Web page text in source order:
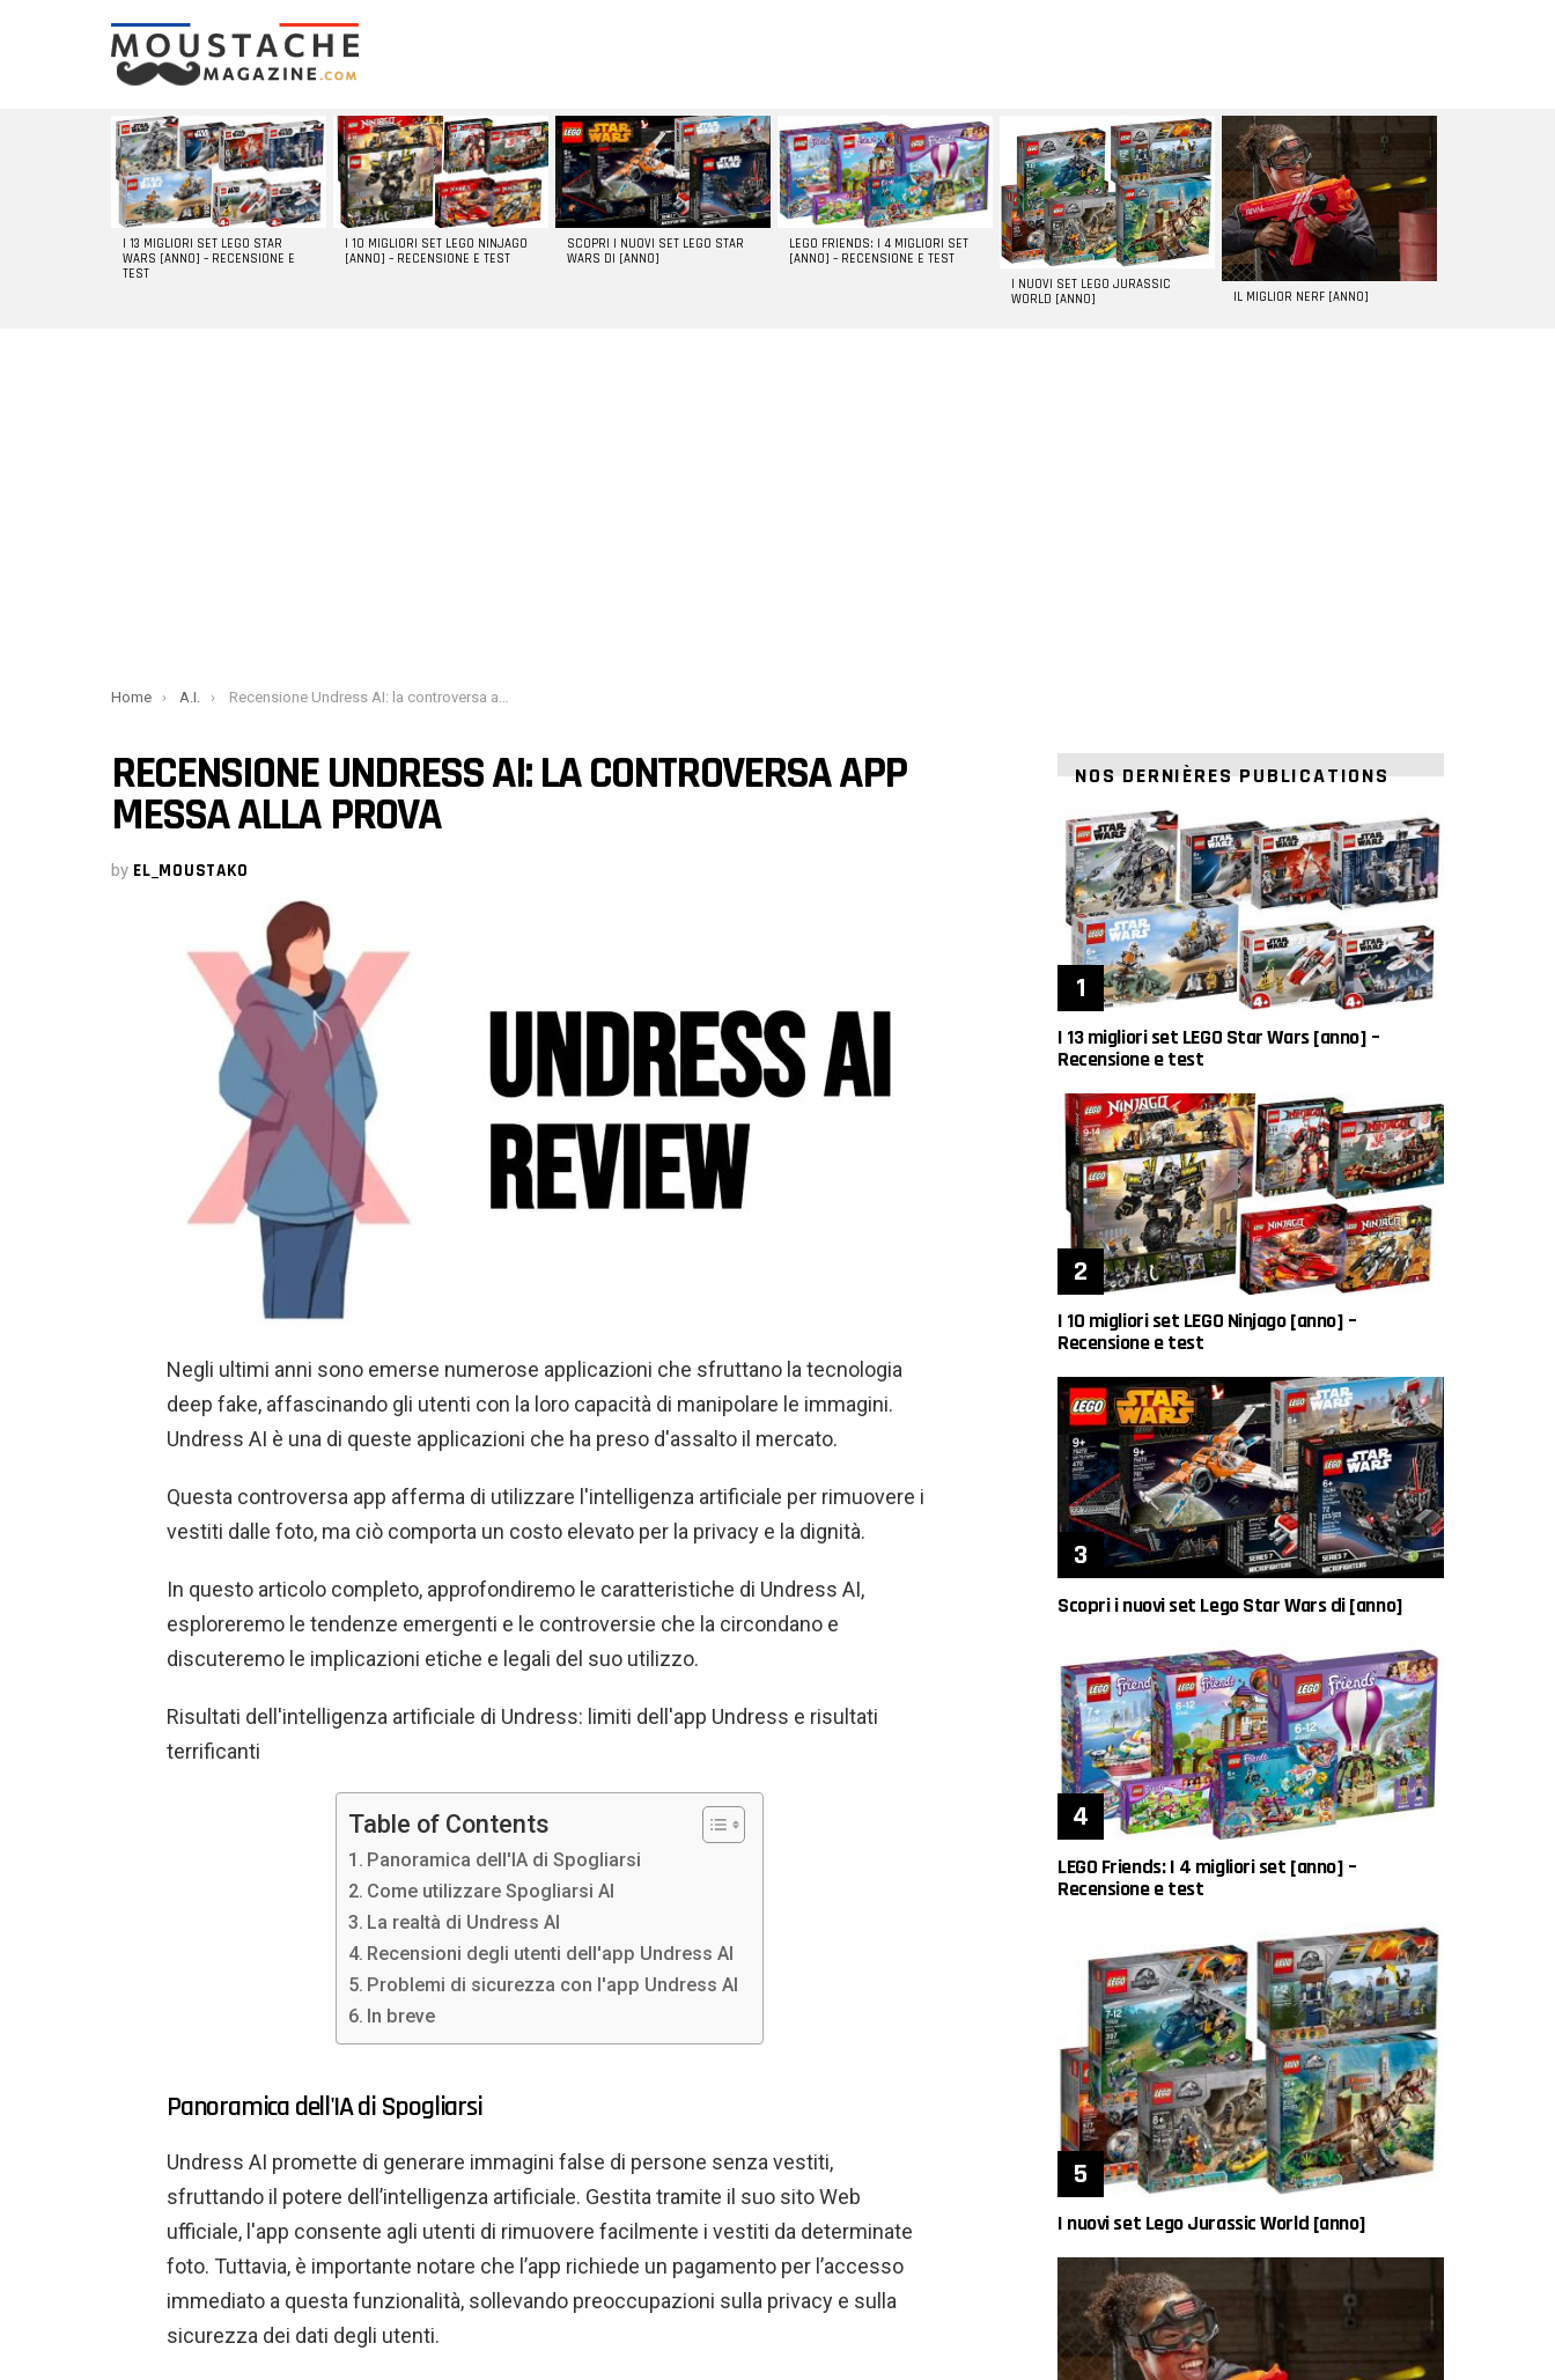
LATEST
STORIES
I 13 MIGLIORI SET LEGO STAR
WARS [ANNO] – RECENSIONE E
TEST
I 10 MIGLIORI SET LEGO NINJAGO
[ANNO] – RECENSIONE E TEST
SCOPRI I NUOVI SET LEGO STAR
WARS DI [ANNO]
LEGO FRIENDS: I 4 MIGLIORI SET
[ANNO] – RECENSIONE E TEST
I NUOVI SET LEGO JURASSIC
WORLD [ANNO]
IL MIGLIOR NERF [ANNO]
You are here:
Home A.I. Recensione Undress AI: la controversa app messa alla prova
RECENSIONE UNDRESS AI: LA CONTROVERSA APP
MESSA ALLA PROVA
by EL_MOUSTAKO
Negli ultimi anni sono emerse numerose applicazioni che sfruttano la tecnologia
deep fake, affascinando gli utenti con la loro capacità di manipolare le immagini.
Undress AI è una di queste applicazioni che ha preso d'assalto il mercato.
Questa controversa app afferma di utilizzare l'intelligenza artificiale per rimuovere i
vestiti dalle foto, ma ciò comporta un costo elevato per la privacy e la dignità.
In questo articolo completo, approfondiremo le caratteristiche di Undress AI,
esploreremo le tendenze emergenti e le controversie che la circondano e
discuteremo le implicazioni etiche e legali del suo utilizzo.
Risultati dell'intelligenza artificiale di Undress: limiti dell'app Undress e risultati
terrificanti
Table of Contents
Panoramica dell'IA di Spogliarsi
Come utilizzare Spogliarsi AI
La realtà di Undress AI
Recensioni degli utenti dell'app Undress AI
Problemi di sicurezza con l'app Undress AI
In breve
Panoramica dell'IA di Spogliarsi
Undress AI promette di generare immagini false di persone senza vestiti,
sfruttando il potere dell’intelligenza artificiale. Gestita tramite il suo sito Web
ufficiale, l'app consente agli utenti di rimuovere facilmente i vestiti da determinate
foto. Tuttavia, è importante notare che l’app richiede un pagamento per l’accesso
immediato a questa funzionalità, sollevando preoccupazioni sulla privacy e sulla
sicurezza dei dati degli utenti.
NOS DERNIÈRES PUBLICATIONS
I 13 migliori set LEGO Star Wars [anno] –
Recensione e test
I 10 migliori set LEGO Ninjago [anno] –
Recensione e test
Scopri i nuovi set Lego Star Wars di [anno]
LEGO Friends: I 4 migliori set [anno] –
Recensione e test
I nuovi set Lego Jurassic World [anno]